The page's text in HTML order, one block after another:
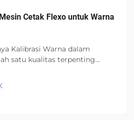
Cetak Flexo untuk Warna
Kalibrasi Warna dalam
satu kualitas terpenting
satu batch ke batch lainnya